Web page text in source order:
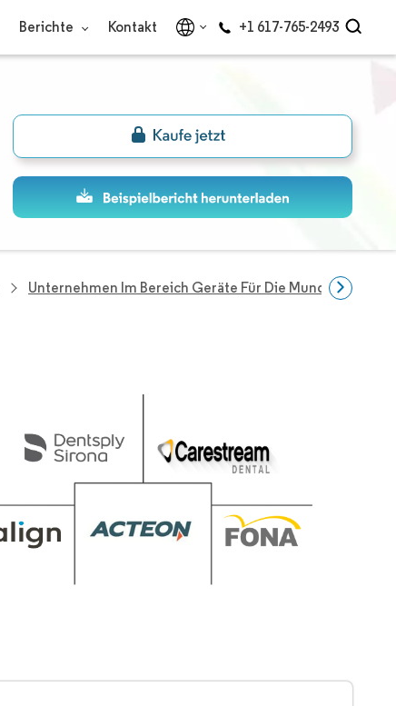
Berichte Kontakt +1 617-765-2493
Unternehmen Im Bereich Geräte Für Die Mundhöhle